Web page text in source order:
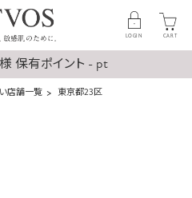
LOGIN CART
保有ポイント - pt
店舗一覧
東京都23区